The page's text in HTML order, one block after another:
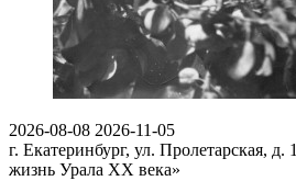
2026-08-08 2026-11-05
г. Екатеринбург, ул. Пролетарская, д.
жизнь Урала ХХ века»